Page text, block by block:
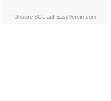
Unsere SGL auf EasyVerein.com